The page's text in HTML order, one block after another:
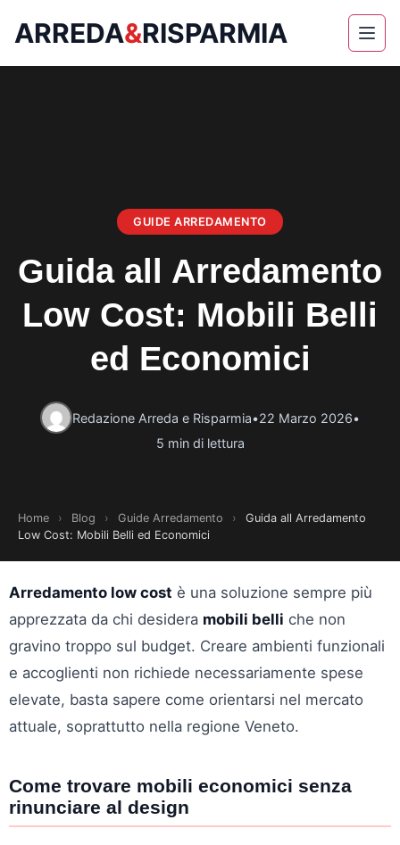
ARREDA&RISPARMIA
GUIDE ARREDAMENTO
Guida all Arredamento
Low Cost: Mobili Belli
ed Economici
Redazione Arreda e Risparmia•22 Marzo 2026•
5 min di lettura
Home › Blog › Guide Arredamento ›
Guida all Arredamento
Low Cost: Mobili Belli ed Economici
Arredamento low cost è una soluzione sempre più
apprezzata da chi desidera mobili belli che non
gravino troppo sul budget. Creare ambienti funzionali
e accoglienti non richiede necessariamente spese
elevate, basta sapere come orientarsi nel mercato
attuale, soprattutto nella regione Veneto.
Come trovare mobili economici senza
rinunciare al design